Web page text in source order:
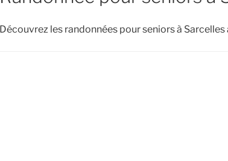
Découvrez les randonnées pour seniors à Sarcelles